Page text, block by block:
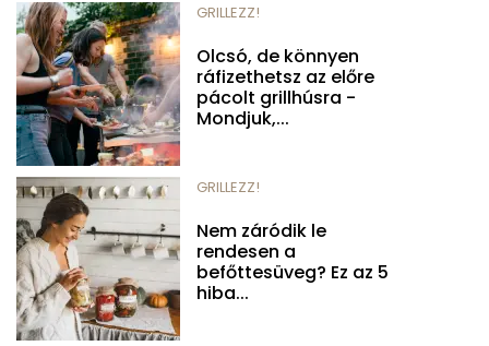
GRILLEZZ!
Olcsó, de könnyen
ráfizethetsz az előre
pácolt grillhúsra -
Mondjuk,...
GRILLEZZ!
Nem záródik le
rendesen a
befőttesüveg? Ez az 5
hiba...